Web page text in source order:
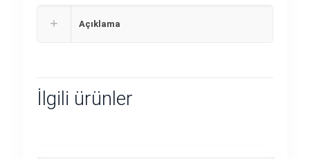
Açıklama
İlgili ürünler